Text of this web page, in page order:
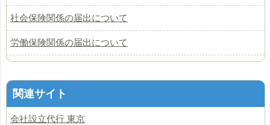
社会保険関係の届出について
労働保険関係の届出について
関連サイト
会社設立代行 東京